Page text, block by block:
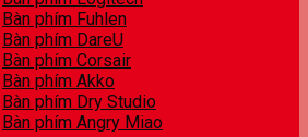
Bàn phím Fuhlen
Bàn phím DareU
Bàn phím Corsair
Bàn phím Akko
Bàn phím Dry Studio
Bàn phím Angry Miao